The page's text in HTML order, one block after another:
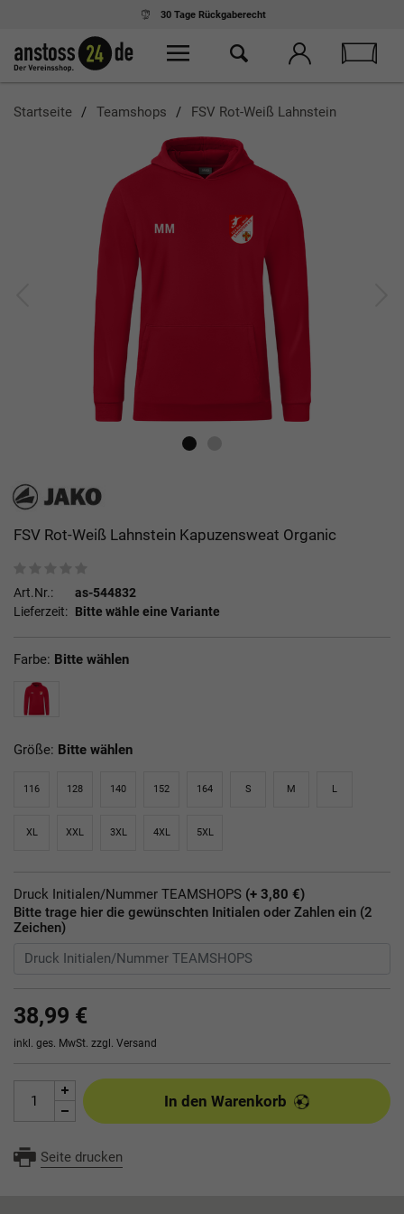
30 Tage Rückgaberecht
Startseite Teamshops FSV Rot-Weiß Lahnstein
FSV Rot-Weiß Lahnstein Kapuzensweat Organic
Art.Nr.:
as-544832
Lieferzeit: Bitte wähle eine Variante
Farbe: Bitte wählen
Größe: Bitte wählen
116 128 140 152 164 S M L
XL XXL 3XL 4XL 5XL
Druck Initialen/Nummer TEAMSHOPS (+ 3,80 €)
Bitte trage hier die gewünschten Initialen oder Zahlen ein (2
Zeichen)
38,99 €
inkl. ges. MwSt. zzgl. Versand
In den Warenkorb
Seite drucken